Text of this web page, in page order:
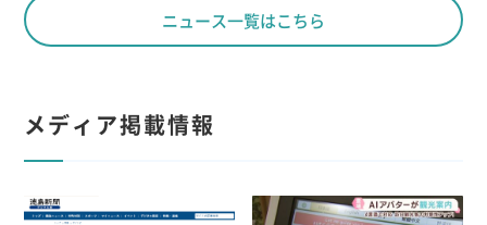
ニュース一覧はこちら
メディア掲載情報